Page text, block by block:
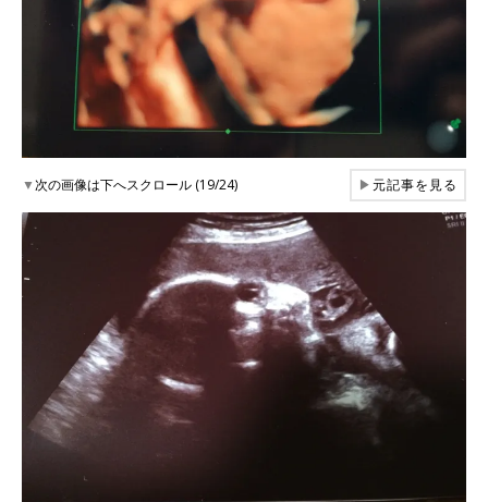
▼次の画像は下へスクロール (19/24) ▶元記事を見る